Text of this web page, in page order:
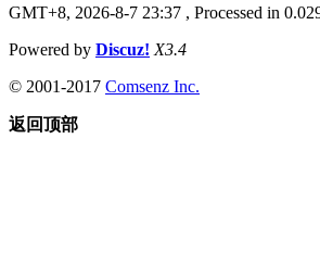
GMT+8, 2026-8-7 23:37 , Processed in
Powered by Discuz! X3.4
© 2001-2017 Comsenz Inc.
返回顶部